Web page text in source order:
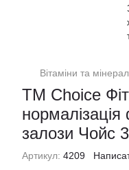
Вітаміни та
TM Choice
залози Чойс
Артикул: 4209